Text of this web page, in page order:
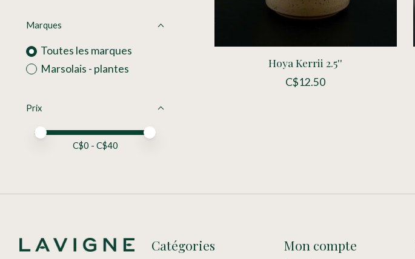
Marques
Toutes les marques
Marsolais - plantes
Prix
Prix minimum
Price maximum value
C$0 - C$40
Hoya Kerrii 2.5''
C$12.50
Catégories Mon compte